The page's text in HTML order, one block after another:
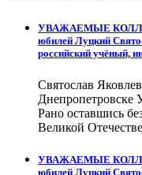
УВАЖАЕМЫЕ
юбилей Луцкий
российский учёный,
Святослав
Днепропетровске
Рано оставшись
Великой
УВАЖАЕМЫЕ
юбилей Луцкий